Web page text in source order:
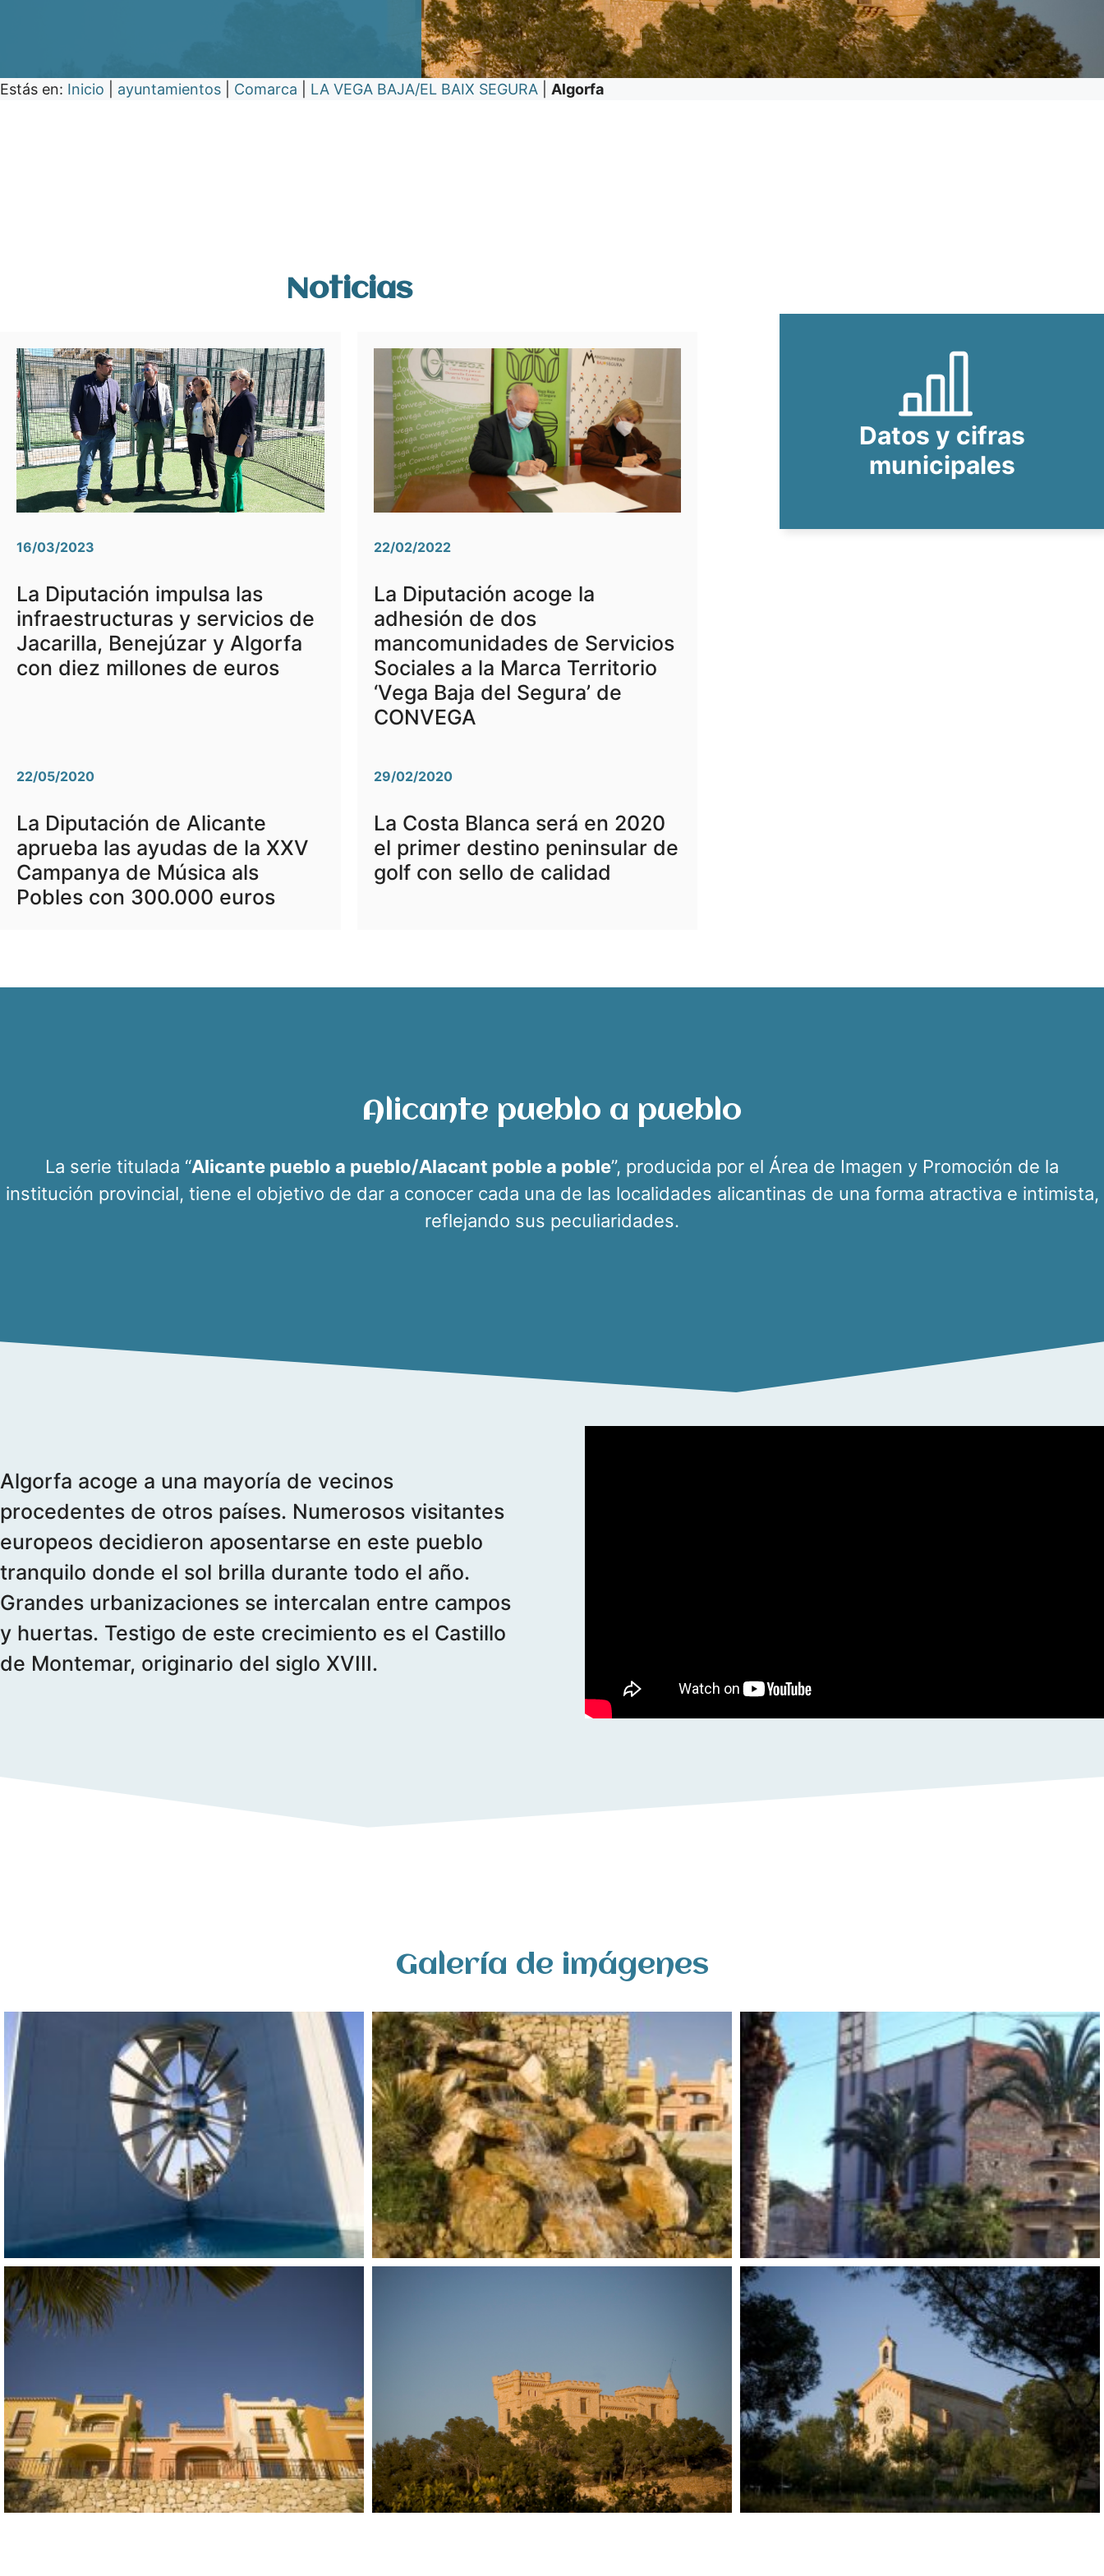
Estás en: Inicio ayuntamientos Comarca LA VEGA BAJA/EL BAIX SEGURA Algorfa
Noticias
16/03/2023
La Diputación impulsa las
infraestructuras y servicios de
Jacarilla, Benejúzar y Algorfa
con diez millones de euros
22/02/2022
La Diputación acoge la
adhesión de dos
mancomunidades de Servicios
Sociales a la Marca Territorio
‘Vega Baja del Segura’ de
CONVEGA
22/05/2020
La Diputación de Alicante
aprueba las ayudas de la XXV
Campanya de Música als
Pobles con 300.000 euros
29/02/2020
La Costa Blanca será en 2020
el primer destino peninsular de
golf con sello de calidad
Datos y cifras
municipales
Alicante pueblo a pueblo
La serie titulada “Alicante pueblo a pueblo/Alacant poble a poble”, producida por el Área de Imagen y Promoción de la
institución provincial, tiene el objetivo de dar a conocer cada una de las localidades alicantinas de una forma atractiva e intimista,
reflejando sus peculiaridades.
Algorfa acoge a una mayoría de vecinos
procedentes de otros países. Numerosos visitantes
europeos decidieron aposentarse en este pueblo
tranquilo donde el sol brilla durante todo el año.
Grandes urbanizaciones se intercalan entre campos
y huertas. Testigo de este crecimiento es el Castillo
de Montemar, originario del siglo XVIII.
Galería de imágenes